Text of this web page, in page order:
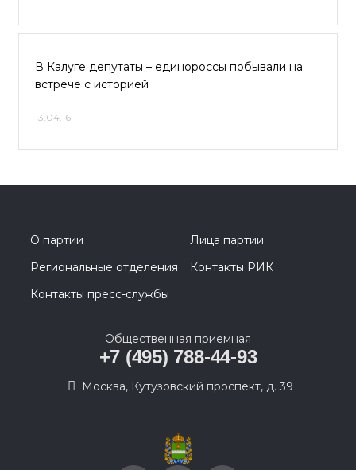
В Калуге депутаты – единороссы побывали на
встрече с историей
13.04.16
О партии
Лица партии
Региональные отделения
Контакты РИК
Контакты пресс-службы
Общественная приемная
+7 (495) 788-44-93
Москва, Кутузовский проспект, д. 39